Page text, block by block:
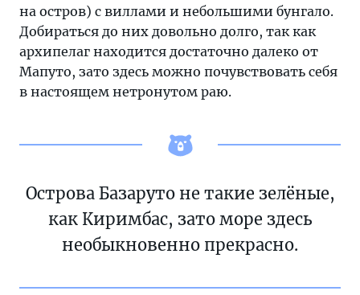
на остров) с виллами и небольшими бунгало.
Добираться до них довольно долго, так как
архипелаг находится достаточно далеко от
Мапуто, зато здесь можно почувствовать себя
в настоящем нетронутом раю.
Острова Базаруто не такие зелёные,
как Киримбас, зато море здесь
необыкновенно прекрасно.